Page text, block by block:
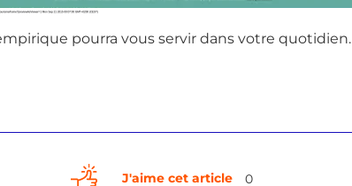
pourra vous servir dans votre quotidien.
J'aime cet article 0